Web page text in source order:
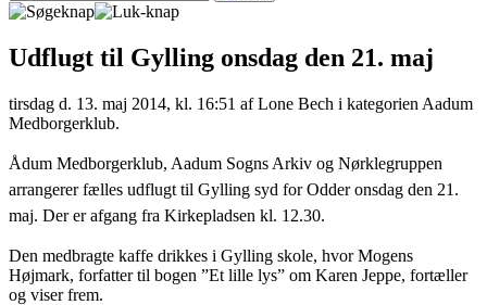
Udflugt til Gylling onsdag den 21. maj
tirsdag d. 13. maj 2014, kl. 16:51 af Lone Bech i kategorien Aadum
Medborgerklub.
Ådum Medborgerklub, Aadum Sogns Arkiv og Nørklegruppen
arrangerer fælles udflugt til Gylling syd for Odder onsdag den 21.
maj. Der er afgang fra Kirkepladsen kl. 12.30.
Den medbragte kaffe drikkes i Gylling skole, hvor Mogens
Højmark, forfatter til bogen ”Et lille lys” om Karen Jeppe, fortæller
og viser frem.